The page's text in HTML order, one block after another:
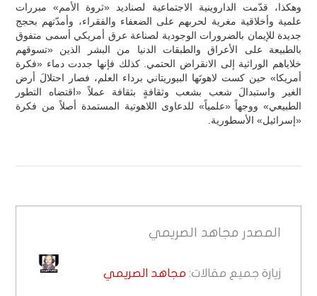
وهكذا، قدّمت الداروينية الاجتماعية لصناديد «ثروة الأمم» مبررات
علمية وأخلاقية مغرية لحربهم على الضعفاء والفقراء، وأمدّتهم بحجج
جديدة للإيمان بالضرورات الوجودية لصناعة عرق أمريكي أسمى متفوق
بالطبيعة على الأعراق والطبقات الدنيا من البشر الذين «تسوقهم
خلاياهم الوراثية إلى الانقراض الحتمي. كذلك فإنها جددت دماء «فكرة
أمريكا» حين كست لاهوتَها البيوريتاني برداء العلم، فصار احتلالَ أرض
الغير واستبدالَ شعب بشعب وثقافةٍ بثقافة عملاً «اقتضاه التطور
الطبيعي» ووجهاً «علمياً» للدعاوى اللاهوتية المستمدة أصلاً من فكرة
«إسرائيل» الأسطورية.
المصدر مجاهد الصريمي
زيارة جميع مقالات: مجاهد الصريمي